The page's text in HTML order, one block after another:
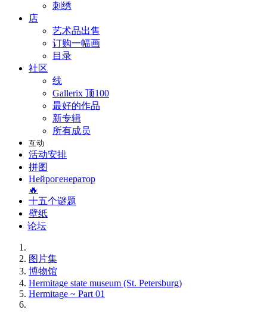
刺绣
店
艺术品出售
订购一幅画
目录
社区
线
Gallerix 顶100
最好的作品
新专辑
所有成员
互动
活动安排
拼图
Нейрогенератор
🔥
十五个谜题
壁纸
论坛
图片集
博物馆
Hermitage state museum (St. Petersburg)
Hermitage ~ Part 01